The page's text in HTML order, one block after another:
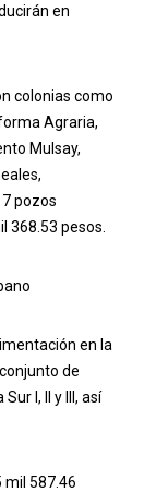
en
colonias como
Agraria,
Mulsay,
pozos
368.53 pesos.
en la
de
I, II y III, así
mil 587.46